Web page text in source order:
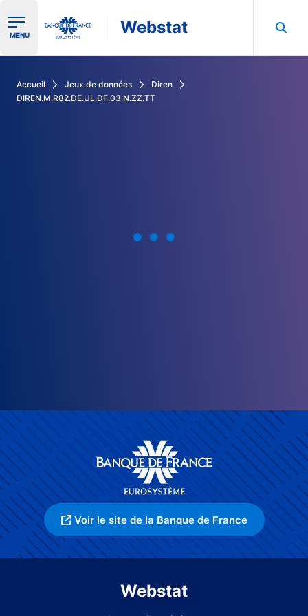
Ouvrir le menu de navigation
MENU Webstat
Accueil Jeux de données
Diren
DIREN.M.R82.DE.UL.DF.03.N.ZZ.TT
Voir le site de la Banque de France
Webstat